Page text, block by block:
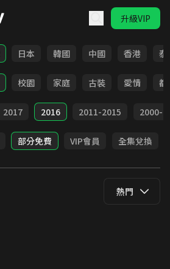
升級VIP
日本 韓國 中國 香港 泰
校園 家庭 古裝 愛情 都
2017 2016 2011-2015 2000-
部分免費 VIP會員 全集兌換
熱門